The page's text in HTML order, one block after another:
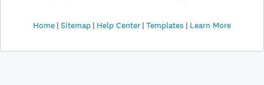
Home Sitemap Help Center Templates Learn More